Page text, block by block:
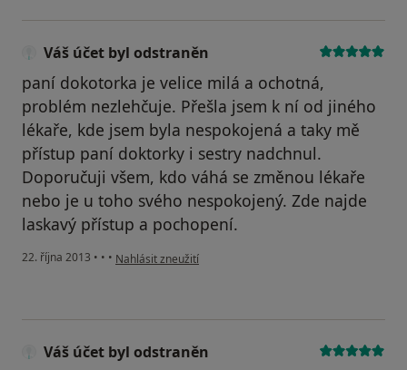
Váš účet byl odstraněn
paní dokotorka je velice milá a ochotná,
problém nezlehčuje. Přešla jsem k ní od jiného
lékaře, kde jsem byla nespokojená a taky mě
přístup paní doktorky i sestry nadchnul.
Doporučuji všem, kdo váhá se změnou lékaře
nebo je u toho svého nespokojený. Zde najde
laskavý přístup a pochopení.
22. října 2013 • • • podle názoru uživatele Váš účet byl odstraněn
Nahlásit zneužití
Váš účet byl odstraněn